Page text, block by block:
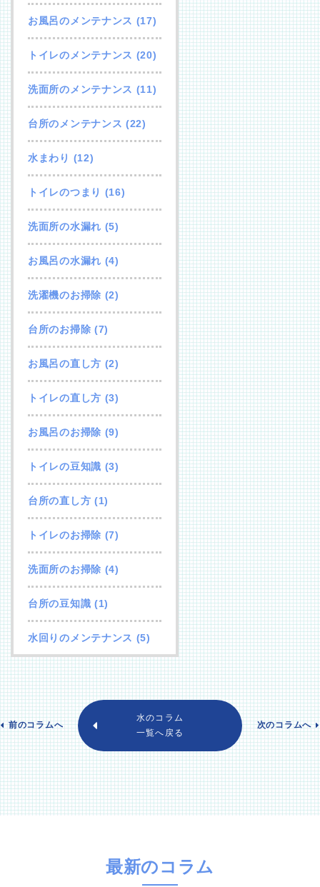
お風呂のメンテナンス (17)
トイレのメンテナンス (20)
洗面所のメンテナンス (11)
台所のメンテナンス (22)
水まわり (12)
トイレのつまり (16)
洗面所の水漏れ (5)
お風呂の水漏れ (4)
洗濯機のお掃除 (2)
台所のお掃除 (7)
お風呂の直し方 (2)
トイレの直し方 (3)
お風呂のお掃除 (9)
トイレの豆知識 (3)
台所の直し方 (1)
トイレのお掃除 (7)
洗面所のお掃除 (4)
台所の豆知識 (1)
水回りのメンテナンス (5)
前のコラムへ
水のコラム
一覧へ戻る
次のコラムへ
最新のコラム